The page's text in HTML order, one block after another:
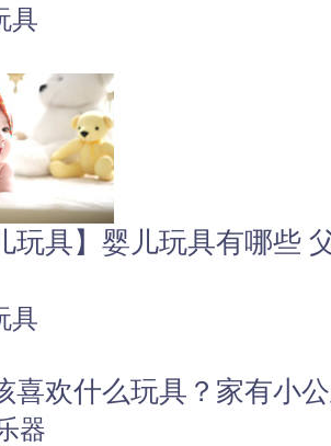
具
具
喜欢什么玩具？家有小
器